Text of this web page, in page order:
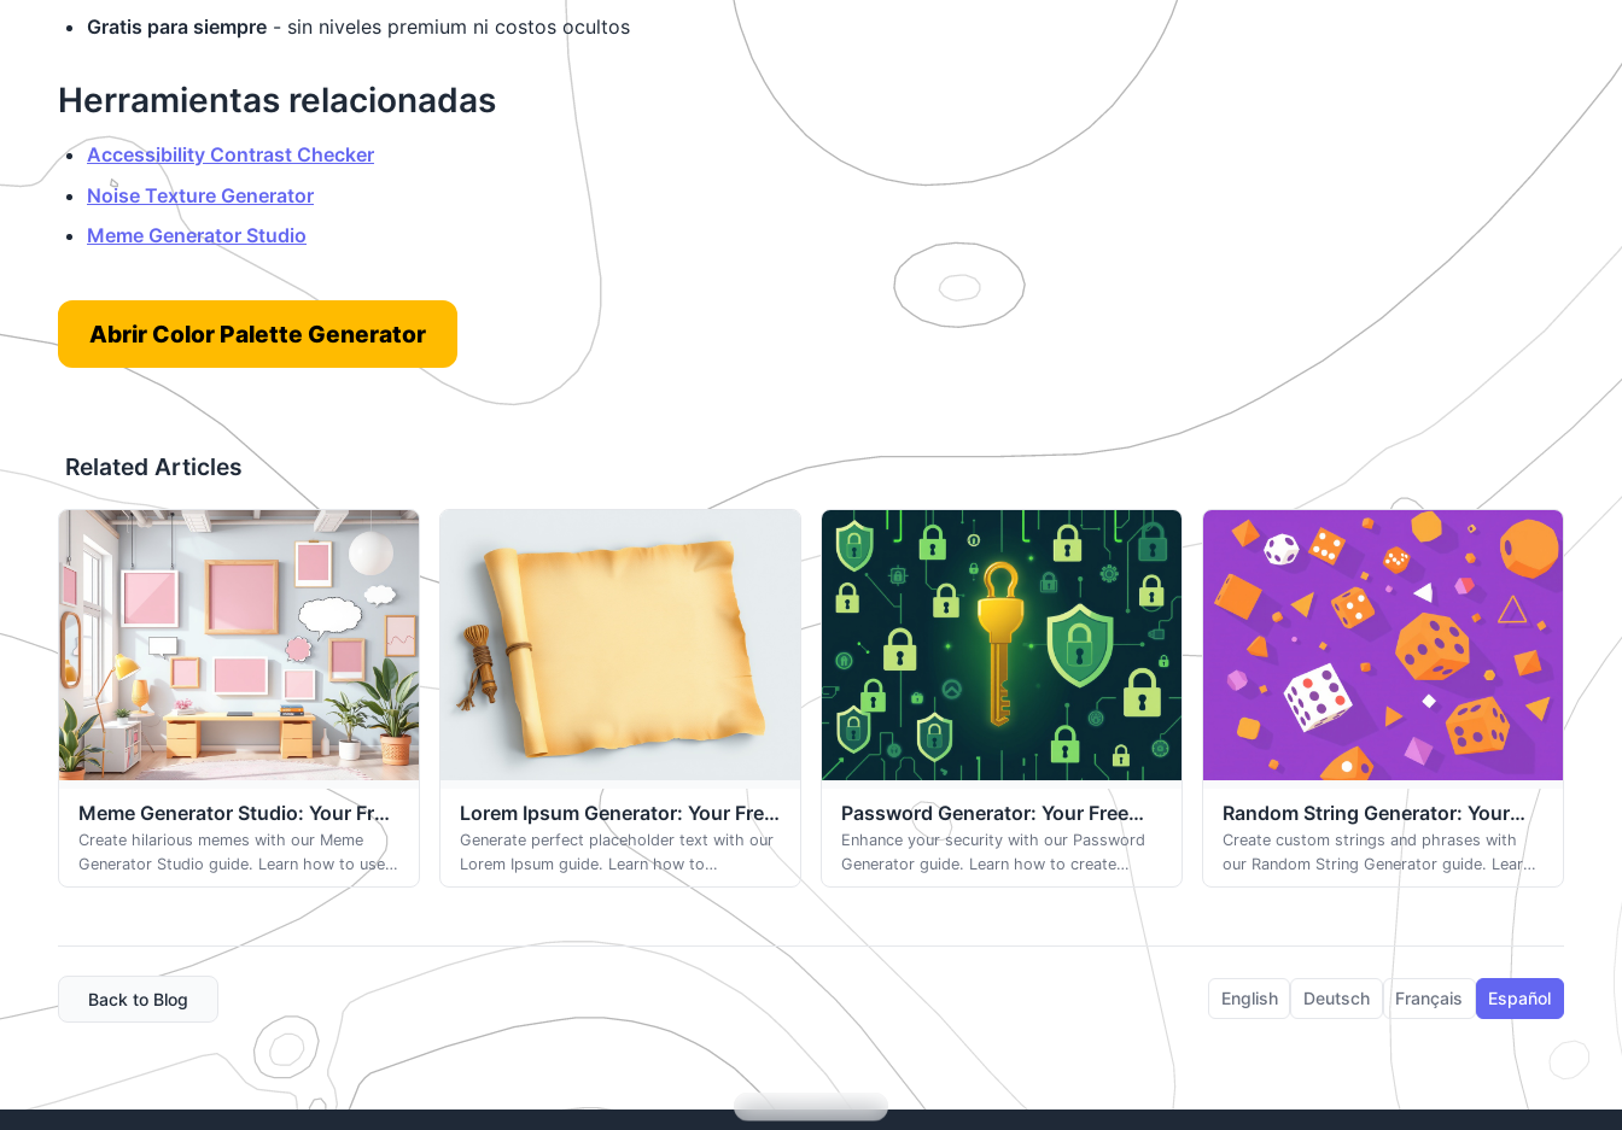
Gratis para siempre - sin niveles premium ni costos ocultos
Herramientas relacionadas
Accessibility Contrast Checker
Noise Texture Generator
Meme Generator Studio
Abrir Color Palette Generator
Related Articles
Meme Generator Studio: Your Free
Browser-Based Tool
Create hilarious memes with our Meme
Generator Studio guide. Learn how to use
popular templates and upload custom
images for instant, watermark-free fun.
Lorem Ipsum Generator: Your Free
Browser-Based Tool
Generate perfect placeholder text with our
Lorem Ipsum guide. Learn how to
customize paragraph and word counts for
your mockups and web design projects.
Password Generator: Your Free
Browser-Based Tool
Enhance your security with our Password
Generator guide. Learn how to create
strong, unique passwords with custom
account.
Random String Generator: Your
Free Browser-Based Tool
Create custom strings and phrases with
our Random String Generator guide. Learn
how to use formatting options and
separators for passwords or usernames.
Back to Blog English Deutsch Français Español